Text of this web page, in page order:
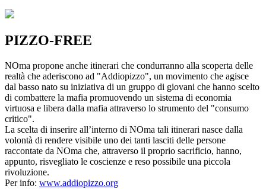
PIZZO-FREE
NOma propone anche itinerari che condurranno alla scoperta delle
realtà che aderiscono ad "Addiopizzo", un movimento che agisce
dal basso nato su iniziativa di un gruppo di giovani che hanno scelto
di combattere la mafia promuovendo un sistema di economia
virtuosa e libera dalla mafia attraverso lo strumento del "consumo
critico".
La scelta di inserire all’interno di NOma tali itinerari nasce dalla
volontà di rendere visibile uno dei tanti lasciti delle persone
raccontate da NOma che, attraverso il proprio sacrificio, hanno,
appunto, risvegliato le coscienze e reso possibile una piccola
rivoluzione.
Per info: www.addiopizzo.org